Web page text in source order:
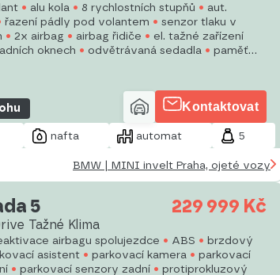
alu kola 8 rychlostních stupňů
aut.
řazení pádly pod volantem
senzor tlaku v
2x airbag airbag řidiče
el. tažné zařízení
oknech
odvětrávaná sedadla
paměť
Kontaktovat
nafta automat 5
BMW | MINI invelt Praha, ojeté vozy
5
Tažné Klima
229 999 Kč
airbagu spolujezdce ABS
brzdový
asistent parkovací kamera
parkovací
parkovací senzory zadní protiprokluzový